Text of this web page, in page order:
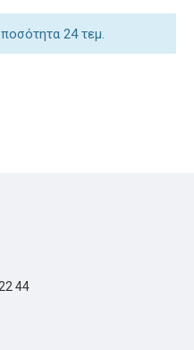
24 τεμ.
44